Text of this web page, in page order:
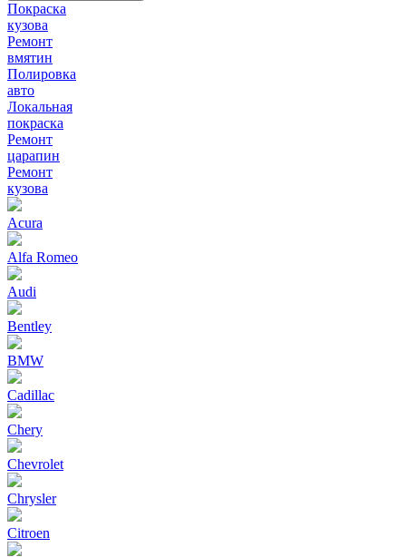
Покраска
кузова
Ремонт
вмятин
Полировка
авто
Локальная
покраска
Ремонт
царапин
Ремонт
кузова
Acura
Alfa Romeo
Audi
Bentley
BMW
Cadillac
Chery
Chevrolet
Chrysler
Citroen